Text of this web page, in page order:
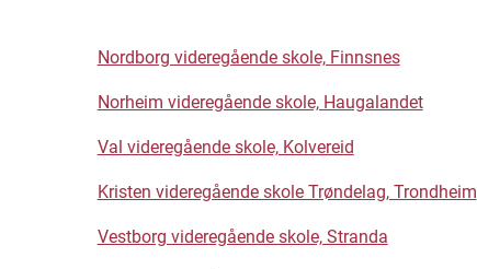
Nordborg videregående skole, Finnsnes
Norheim videregående skole, Haugalandet
Val videregående skole, Kolvereid
Kristen videregående skole Trøndelag, Trondheim
Vestborg videregående skole, Stranda